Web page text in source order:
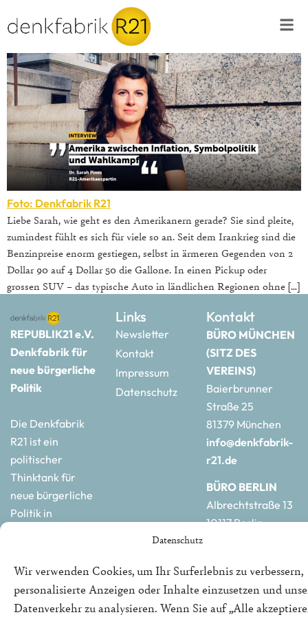
Datenschutz
Wir verwenden Cookies, um Ihr Surferlebnis zu verbessern,
personalisierte Anzeigen oder Inhalte einzusetzen und
Datenverkehr zu analysieren. Wenn Sie auf „Alle
Foto: Denkfabrik R21
Liebe Sarah, wie geht es den Amerikanern gerade? Sie sind pleite,
zumindest fühlt es sich für viele so an. Seit dem Irankrieg sind die
Benzinpreise enorm gestiegen, selbst in ärmeren Gegenden von 2
Dollar 90 auf 4 Dollar 50 die Gallone. In einen Pickup oder
grossen SUV – das typische Auto in ländlichen Regionen ohne […]
REPUBLIK21 e.V.
Denkfabrik für
neue bürgerliche
Politik
Die Denkfabrik
R21 ist ein
politischer
Thinktank für
neue bürgerliche
Politik in
Links
Newsletter
Kontakt
Impressum
Datenschutz
Kontakt
BÜRO MÜNCHEN
(SITZ DES
VEREINS)
Baierbrunner
Straße 25
81379 München
info@denkfabrik-
r21.de
BÜRO BERLIN
Albrechtstraße 13
10117 Berlin